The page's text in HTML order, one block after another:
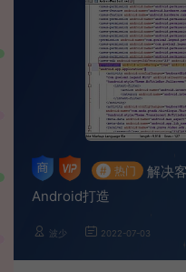
# 热门
解决
Android打造
波少 2022-07-03